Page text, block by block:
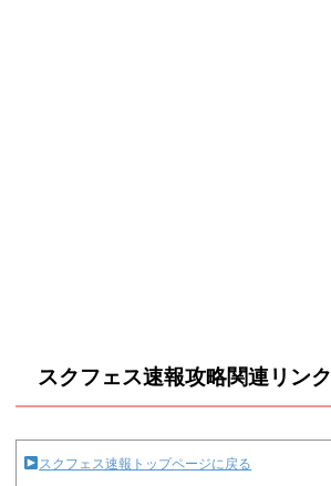
スクフェス速報攻略関連リンク
スクフェス速報トップページに戻る